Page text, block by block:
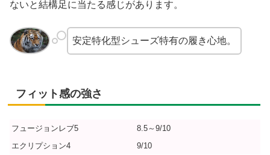
ないと結構足に当たる感じがあります。
安定特化型シューズ特有の履き心地。
フィット感の強さ
フュージョンレブ5
8.5～9/10
エクリプション4
9/10